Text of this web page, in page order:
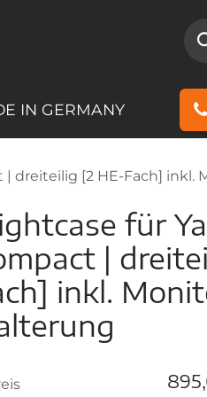
IN GERMANY
| dreiteilig [2 HE-Fach] inkl.
für
|
inkl.